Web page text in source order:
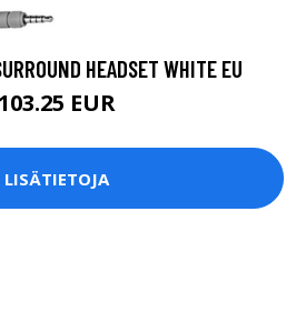
HEADSET WHITE EU
103.25 EUR
LISÄTIETOJA